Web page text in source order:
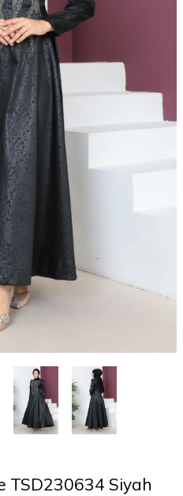
TSD230634 Siyah